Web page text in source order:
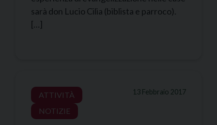
sarà don Lucio Cilia (biblista e parroco).
[…]
13 Febbraio 2017
ATTIVITÀ
NOTIZIE